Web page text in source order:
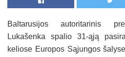
Baltarusijos autoritarinis
Lukašenka spalio 31-ąją
keliose Europos Sąjungos